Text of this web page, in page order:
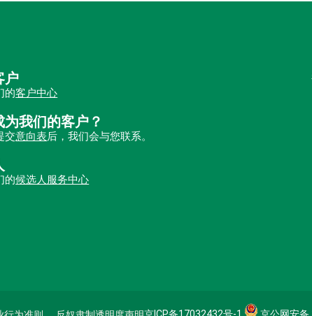
户
的客户中心
为我们的客户？
交意向表后，我们会与您联系。
的候选人服务中心